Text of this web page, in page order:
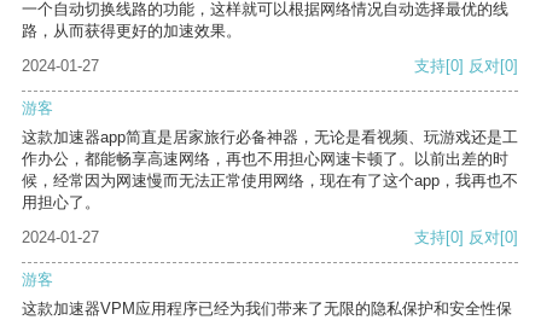
一个自动切换线路的功能，这样就可以根据网络情况自动选择最优的线
路，从而获得更好的加速效果。
2024-01-27
支持[0] 反对[0]
游客
这款加速器app简直是居家旅行必备神器，无论是看视频、玩游戏还是工
作办公，都能畅享高速网络，再也不用担心网速卡顿了。以前出差的时
候，经常因为网速慢而无法正常使用网络，现在有了这个app，我再也不
用担心了。
2024-01-27
支持[0] 反对[0]
游客
这款加速器VPM应用程序已经为我们带来了无限的隐私保护和安全性保